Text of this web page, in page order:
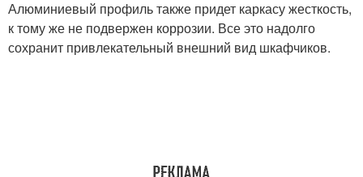
Алюминиевый профиль также придет каркасу жесткость,
к тому же не подвержен коррозии. Все это надолго
сохранит привлекательный внешний вид шкафчиков.